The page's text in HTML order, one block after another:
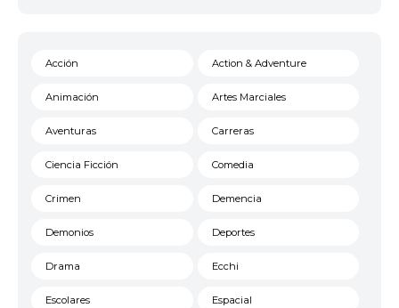
Acción Action & Adventure
Animación Artes Marciales
Aventuras Carreras
Ciencia Ficción Comedia
Crimen Demencia
Demonios Deportes
Drama Ecchi
Escolares Espacial